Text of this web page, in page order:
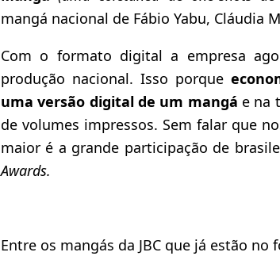
mangá nacional de Fábio Yabu, Cláudia
Com o formato digital a empresa
produção nacional. Isso porque
uma versão digital de um mangá e na
de volumes impressos. Sem falar que
maior é a grande participação de
Awards.
Entre os mangás da JBC que já estão